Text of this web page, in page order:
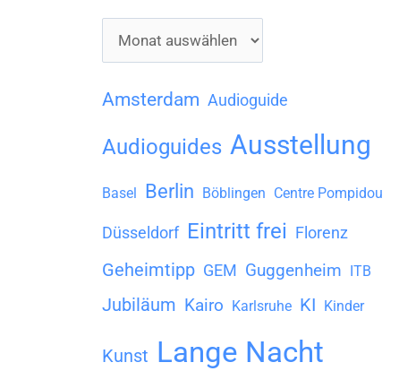
r
c
i
v
Amsterdam Audioguide
Audioguides Ausstellung
Basel Berlin Böblingen Centre Pompidou
Düsseldorf Eintritt frei Florenz
Geheimtipp GEM Guggenheim ITB
Jubiläum Kairo Karlsruhe KI Kinder
Kunst Lange Nacht